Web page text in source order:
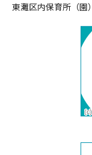
東灘区内保育所（